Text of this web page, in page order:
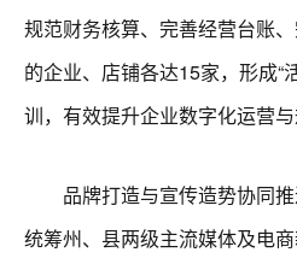
规范财务核算、完善经营台账
的企业、店铺各达15家，形成
训，有效提升企业数字化运营
品牌打造与宣传造势协同推
统筹州、县两级主流媒体及电